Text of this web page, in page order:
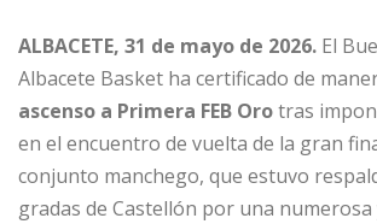
ALBACETE, 31 de mayo de 2026. El
Albacete Basket ha certificado de
ascenso a Primera FEB Orotras
en el encuentro de vuelta de la gran
conjunto manchego, que estuvo
gradas de Castellón por una